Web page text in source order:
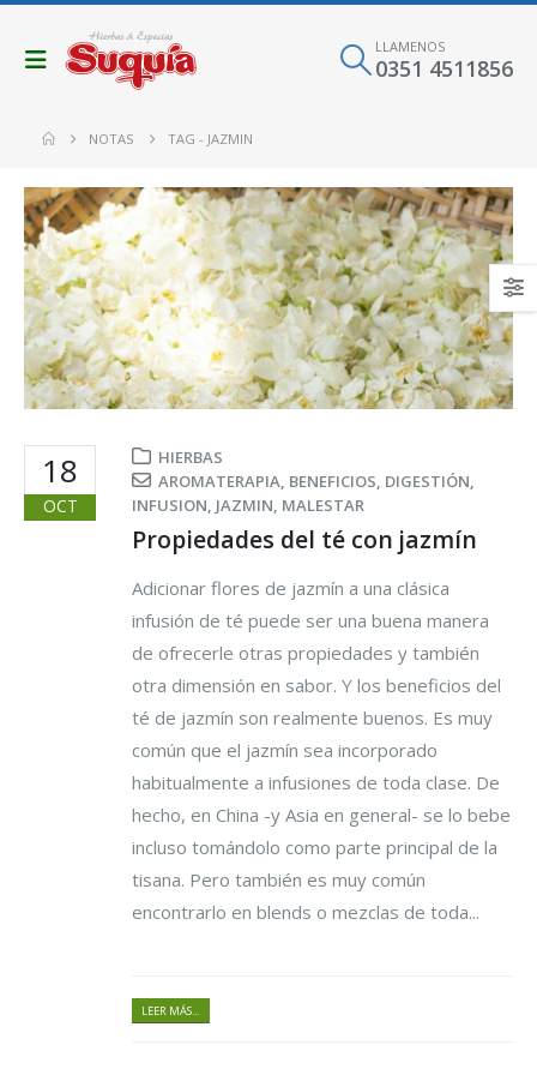
LLAMENOS
0351 4511856
NOTAS TAG - JAZMIN
18
OCT
HIERBAS
AROMATERAPIA, BENEFICIOS, DIGESTIÓN,
INFUSION, JAZMIN, MALESTAR
Propiedades del té con jazmín
Adicionar flores de jazmín a una clásica
infusión de té puede ser una buena manera
de ofrecerle otras propiedades y también
otra dimensión en sabor. Y los beneficios del
té de jazmín son realmente buenos. Es muy
común que el jazmín sea incorporado
habitualmente a infusiones de toda clase. De
hecho, en China -y Asia en general- se lo bebe
incluso tomándolo como parte principal de la
tisana. Pero también es muy común
encontrarlo en blends o mezclas de toda...
LEER MÁS...